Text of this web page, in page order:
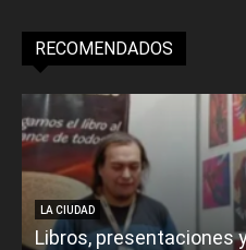
RECOMENDADOS
LA CIUDAD
Libros, presentaciones